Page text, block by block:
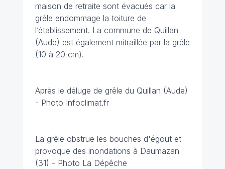
maison de retraite sont évacués car la
grêle endommage la toiture de
l’établissement. La commune de Quillan
(Aude) est également mitraillée par la grêle
(10 à 20 cm).
Après le déluge de grêle du Quillan (Aude)
- Photo Infoclimat.fr
La grêle obstrue les bouches d'égout et
provoque des inondations à Daumazan
(31) - Photo La Dépêche